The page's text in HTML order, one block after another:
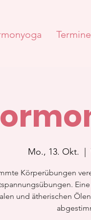
Termine
Mo., 13. Okt.
Körperübungen
und ätherischen